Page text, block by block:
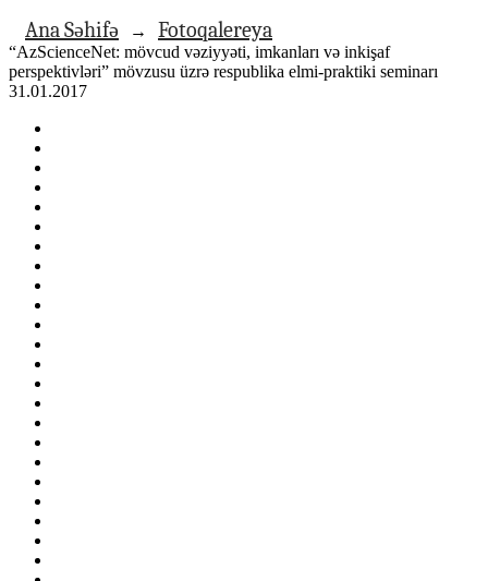
Ana Səhifə → Fotoqalereya
“AzScienceNet: mövcud vəziyyəti, imkanları və inkişaf
perspektivləri” mövzusu üzrə respublika elmi-praktiki seminarı
31.01.2017